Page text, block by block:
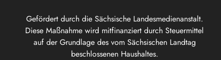
Gefördert durch die Sächsische Landesmedienanstalt.
Diese Maßnahme wird mitfinanziert durch Steuermittel
auf der Grundlage des vom Sächsischen Landtag
beschlossenen Haushaltes.